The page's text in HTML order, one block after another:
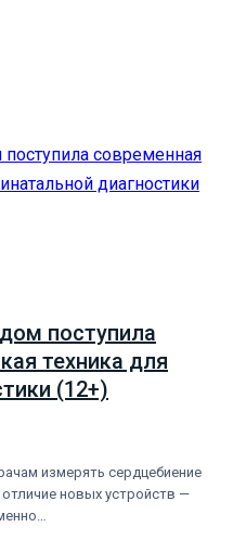
поступила
техника для
(12+)
измерять сердцебиение
новых устройств —